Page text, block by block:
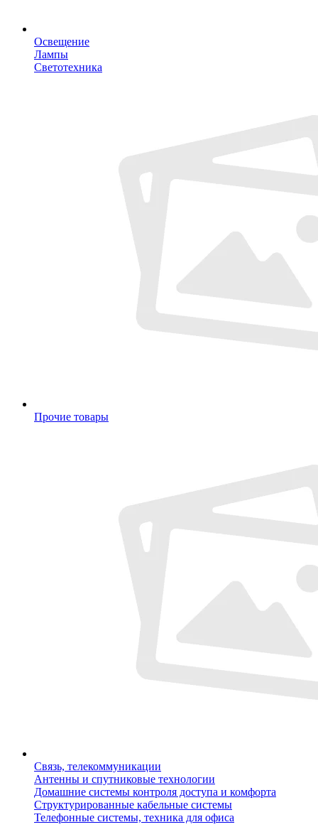
Освещение
Лампы
Светотехника
Прочие товары
Связь, телекоммуникации
Антенны и спутниковые технологии
Домашние системы контроля доступа и комфорта
Структурированные кабельные системы
Телефонные системы, техника для офиса